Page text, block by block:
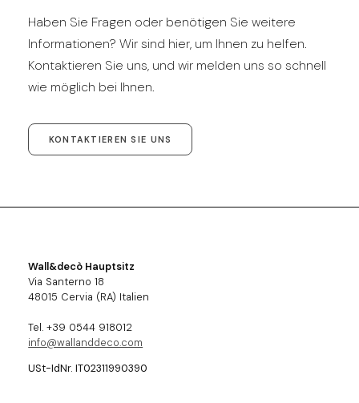
Haben Sie Fragen oder benötigen Sie weitere
Informationen? Wir sind hier, um Ihnen zu helfen.
Kontaktieren Sie uns, und wir melden uns so schnell
wie möglich bei Ihnen.
KONTAKTIEREN SIE UNS
Wall&decò Hauptsitz
Via Santerno 18
48015 Cervia (RA) Italien
Tel. +39 0544 918012
info@wallanddeco.com
USt-IdNr. IT02311990390